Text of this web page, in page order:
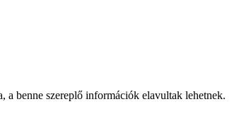
benne szereplő információk elavultak lehetnek.